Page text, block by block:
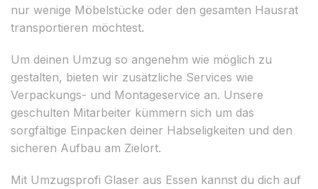
nur wenige Möbelstücke oder den gesamten Hausrat
transportieren möchtest.
Um deinen Umzug so angenehm wie möglich zu
gestalten, bieten wir zusätzliche Services wie
Verpackungs- und Montageservice an. Unsere
geschulten Mitarbeiter kümmern sich um das
sorgfältige Einpacken deiner Habseligkeiten und den
sicheren Aufbau am Zielort.
Mit Umzugsprofi Glaser aus Essen kannst du dich auf